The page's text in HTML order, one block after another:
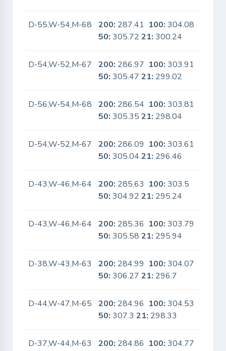
D-55,W-54,M-68 200: 287.41 100: 304.08
50: 305.7221: 300.24
D-54,W-52,M-67 200: 286.97 100: 303.91
50: 305.4721: 299.02
D-56,W-54,M-68 200: 286.54 100: 303.81
50: 305.3521: 298.04
D-54,W-52,M-67 200: 286.09 100: 303.61
50: 305.0421: 296.46
D-43,W-46,M-64 200: 285.63 100: 303.5
50: 304.9221: 295.24
D-43,W-46,M-64 200: 285.36 100: 303.79
50: 305.5821: 295.94
D-38,W-43,M-63 200: 284.99 100: 304.07
50: 306.2721: 296.7
D-44,W-47,M-65 200: 284.96 100: 304.53
50: 307.321: 298.33
D-37,W-44,M-63 200: 284.86 100: 304.77